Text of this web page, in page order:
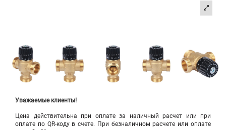
Уважаемые клиенты!
Цена действительна при оплате за наличный расчет или при
оплате по QR-коду в счете. При безналичном расчете или оплате